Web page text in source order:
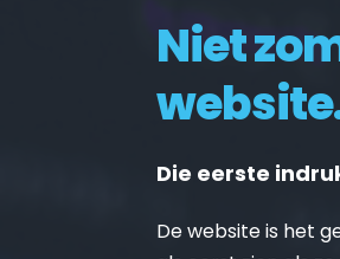
Niet
Die eerste
De website is het